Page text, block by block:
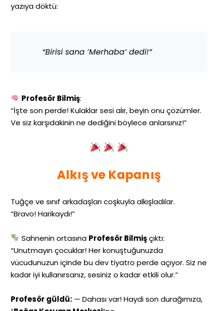
yazıya döktü:
“Birisi sana ‘Merhaba’ dedi!”
Profesör Bilmiş:
“İşte son perde! Kulaklar sesi alır, beyin onu çözümler.
Ve siz karşıdakinin ne dediğini böylece anlarsınız!”
Alkış ve Kapanış
Tuğçe ve sınıf arkadaşları coşkuyla alkışladılar.
“Bravo! Harikaydı!”
Sahnenin ortasına Profesör Bilmişçıktı:
“Unutmayın çocuklar! Her konuştuğunuzda
vücudunuzun içinde bu dev tiyatro perde açıyor. Siz ne
kadar iyi kullanırsanız, sesiniz o kadar etkili olur.”
Profesör güldü: — Dahası var! Haydi son durağımıza,